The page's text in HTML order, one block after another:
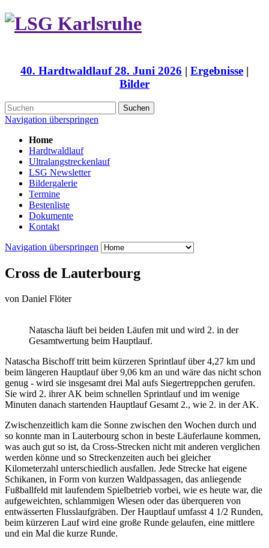
40. Hardtwaldlauf 28. Juni 2026 | Ergebnisse |
Bilder
Suchen
Navigation überspringen
Home
Hardtwaldlauf
Ultralangstreckenlauf
LSG Newsletter
Bildergalerie
Termine
Bestenliste
Dokumente
Kontakt
Navigation überspringen
Cross de Lauterbourg
von Daniel Flöter
Natascha läuft bei beiden Läufen mit und wird 2. in der
Gesamtwertung beim Hauptlauf.
Natascha Bischoff tritt beim kürzeren Sprintlauf über 4,27 km und
beim längeren Hauptlauf über 9,06 km an und wäre das nicht schon
genug - wird sie insgesamt drei Mal aufs Siegertreppchen gerufen.
Sie wird 2. ihrer AK beim schnellen Sprintlauf und im wenige
Minuten danach startenden Hauptlauf Gesamt 2., wie 2. in der AK.
Zwischenzeitlich kam die Sonne zwischen den Wochen durch und
so konnte man in Lauterbourg schon in beste Läuferlaune kommen,
was auch gut so ist, da Cross-Strecken nicht mit anderen verglichen
werden könne und so Streckenzeiten auch bei gleicher
Kilometerzahl unterschiedlich ausfallen. Jede Strecke hat eigene
Schikanen, in Form von kurzen Waldpassagen, das anliegende
Fußballfeld mit laufendem Spielbetrieb vorbei, wie es heute war, die
aufgeweichten, schlammigen Wiesen oder das überqueren von
entwässerten Flusslaufgräben. Der Hauptlauf umfasst 4 1/2 Runden,
beim kürzeren Lauf wird eine große Runde gelaufen, eine mittlere
und ein Mal die kurze Runde.